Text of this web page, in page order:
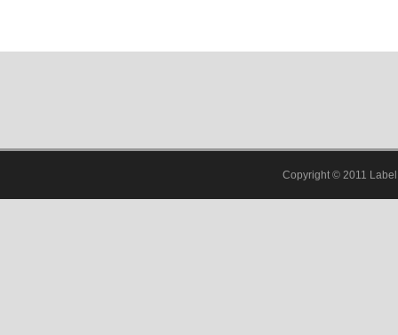
Copyright © 2011